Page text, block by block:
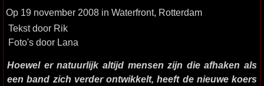
Op 19 november 2008 in Waterfront, Rotterdam
Tekst door Rik
Foto's door Lana
Hoewel er natuurlijk altijd mensen zijn die afhaken als
een band zich verder ontwikkelt, heeft de nieuwe koers